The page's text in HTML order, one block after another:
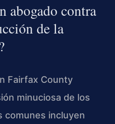
abogado contra
de la
Fairfax County
minuciosa de los
comunes incluyen